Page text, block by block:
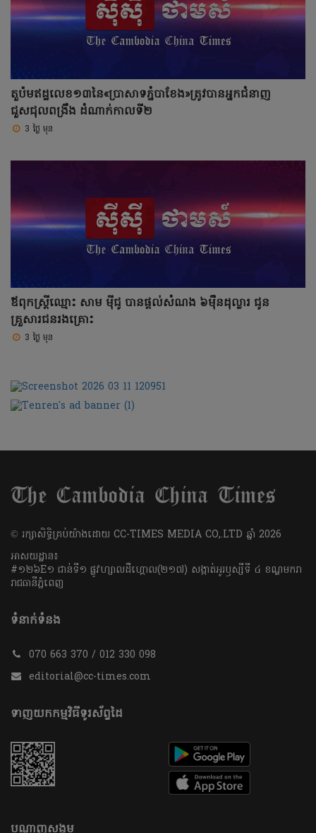
តួប៉មឥដ្ឋលេខ១៣នៃ«ប្រាសាទភ្នំបាខែង»ត្រូវបានអ្នកជំនាញ
ជួសជុលពង្រឹង ដំណាក់កាលទី២
3 ថ្ងៃ មុន
ឪពុកស្រ្តីឈ្មោះ សាម ម៉ីជូ បានផ្តល់សំណង ៦ម៉ឺនដុល្លារ ជូន
គ្រួសារជនរងគ្រោះ
3 ថ្ងៃ មុន
​© រក្សា​សិទ្ធិ​គ្រប់​យ៉ាង​ដោយ​ CC-TIMES MEDIA CO,.LTD ឆ្នាំ​ 2026
អាសយដ្ឋាន៖
#១២៦E១ ជាន់ទី១ ផ្លូវហ្សាលដឺហ្គោល(២១៧) សង្កាត់អូរឫស្សីទី ៤ ខណ្ឌមករា
រាជធានីភ្នំពេញ
ទំនាក់ទំនង
070 663 370 / 012 330 098
editorial@cc-times.com
ទាញយកកម្មវិធីទូរស័ព្ទដៃ